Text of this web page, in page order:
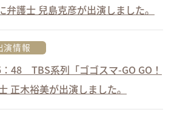
弁護士 兒島克彦が出演しました。
演情報
48 TBS系列「ゴゴスマ-GO GO！
正木裕美が出演しました。